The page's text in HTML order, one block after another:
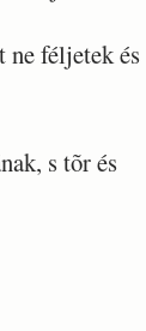
ne féljetek és
s tõr és